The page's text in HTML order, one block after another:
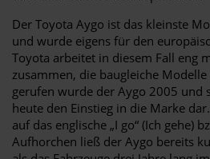
Der Toyota Aygo ist das kleinste
und wurde eigens für den
Toyota arbeitet in diesem Fall eng
zusammen, die baugleiche
gerufen wurde der Aygo 2005 und
heute den Einstieg in die Marke
auf das englische „I go“ (Ich gehe)
Aufhorchen ließ der Aygo bereits